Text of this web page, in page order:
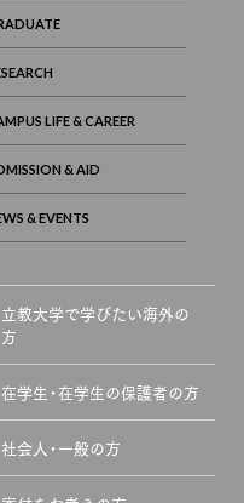
立教大学で学びたい海外の
方
在学生・在学生の保護者の方
社会人・一般の方